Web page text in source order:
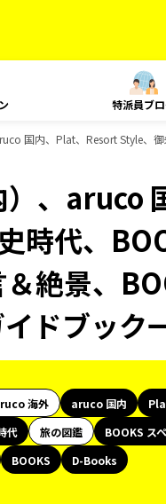
特派員ブ
国内、Plat、Resort Style、
）、aruco
時代、
絶景、
ドブック
海外 aruco 国内
代 旅の図鑑
BOOKS ス
BOOKS
D-Books